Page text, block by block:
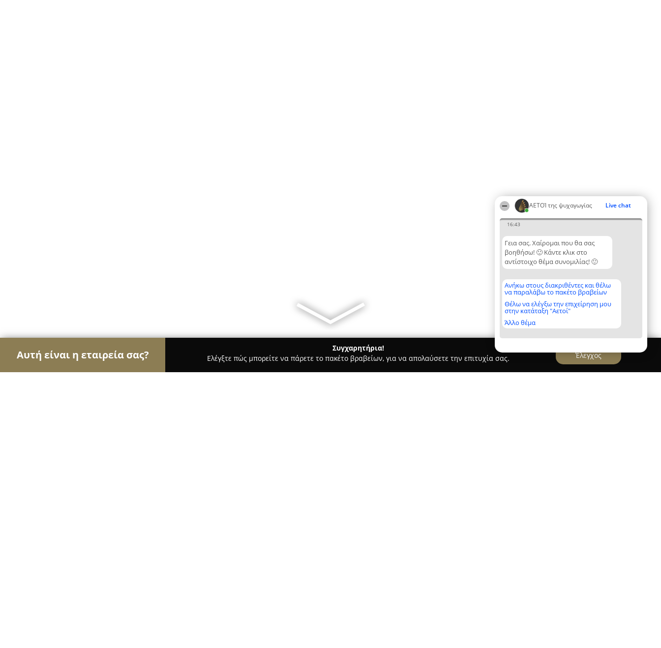
ΑΕΤΟΊ της ψυχαγωγίας Live chat
16:43
Γεια σας. Χαίρομαι που θα σας
βοηθήσω! 🙂 Κάντε κλικ στο
αντίστοιχο θέμα συνομιλίας! 🙂
Ανήκω στους διακριθέντες και θέλω
να παραλάβω το πακέτο βραβείων
Θέλω να ελέγξω την επιχείρηση μου
στην κατάταξη "Αετοί"
Άλλο θέμα
Αυτή είναι η εταιρεία σας?
Συγχαρητήρια!
Ελέγξτε πώς μπορείτε να πάρετε το πακέτο βραβείων, για να απολαύσετε την επιτυχία σας.
Έλεγχος